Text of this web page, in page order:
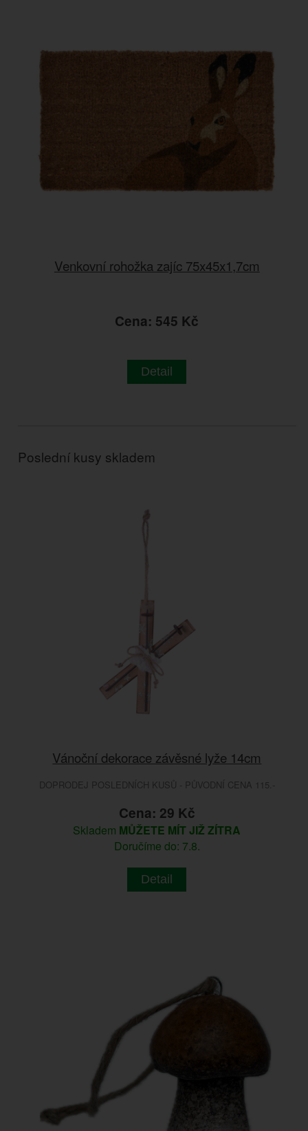
Venkovní rohožka zajíc 75x45x1,7cm
Cena: 545 Kč
Detail
Poslední kusy skladem
Vánoční dekorace závěsné lyže 14cm
DOPRODEJ POSLEDNÍCH KUSŮ - PŮVODNÍ CENA 115.-
Cena: 29 Kč
Skladem MŮŽETE MÍT JIŽ ZÍTRA
Doručíme do: 7.8.
Detail